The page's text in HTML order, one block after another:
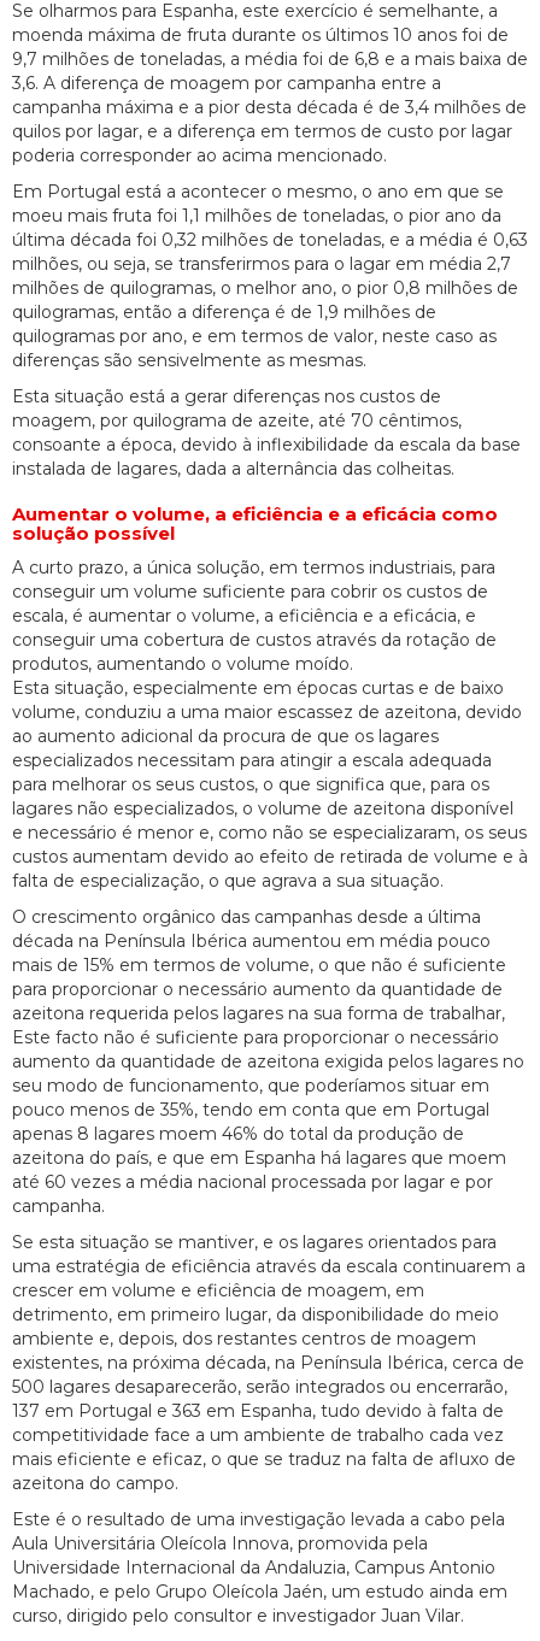
Se olharmos para Espanha, este exercício é semelhante, a
moenda máxima de fruta durante os últimos 10 anos foi de
9,7 milhões de toneladas, a média foi de 6,8 e a mais baixa de
3,6. A diferença de moagem por campanha entre a
campanha máxima e a pior desta década é de 3,4 milhões de
quilos por lagar, e a diferença em termos de custo por lagar
poderia corresponder ao acima mencionado.
Em Portugal está a acontecer o mesmo, o ano em que se
moeu mais fruta foi 1,1 milhões de toneladas, o pior ano da
última década foi 0,32 milhões de toneladas, e a média é 0,63
milhões, ou seja, se transferirmos para o lagar em média 2,7
milhões de quilogramas, o melhor ano, o pior 0,8 milhões de
quilogramas, então a diferença é de 1,9 milhões de
quilogramas por ano, e em termos de valor, neste caso as
diferenças são sensivelmente as mesmas.
Esta situação está a gerar diferenças nos custos de
moagem, por quilograma de azeite, até 70 cêntimos,
consoante a época, devido à inflexibilidade da escala da base
instalada de lagares, dada a alternância das colheitas.
Aumentar o volume, a eficiência e a eficácia como
solução possível
A curto prazo, a única solução, em termos industriais, para
conseguir um volume suficiente para cobrir os custos de
escala, é aumentar o volume, a eficiência e a eficácia, e
conseguir uma cobertura de custos através da rotação de
produtos, aumentando o volume moído.
Esta situação, especialmente em épocas curtas e de baixo
volume, conduziu a uma maior escassez de azeitona, devido
ao aumento adicional da procura de que os lagares
especializados necessitam para atingir a escala adequada
para melhorar os seus custos, o que significa que, para os
lagares não especializados, o volume de azeitona disponível
e necessário é menor e, como não se especializaram, os seus
custos aumentam devido ao efeito de retirada de volume e à
falta de especialização, o que agrava a sua situação.
O crescimento orgânico das campanhas desde a última
década na Península Ibérica aumentou em média pouco
mais de 15% em termos de volume, o que não é suficiente
para proporcionar o necessário aumento da quantidade de
azeitona requerida pelos lagares na sua forma de trabalhar,
Este facto não é suficiente para proporcionar o necessário
aumento da quantidade de azeitona exigida pelos lagares no
seu modo de funcionamento, que poderíamos situar em
pouco menos de 35%, tendo em conta que em Portugal
apenas 8 lagares moem 46% do total da produção de
azeitona do país, e que em Espanha há lagares que moem
até 60 vezes a média nacional processada por lagar e por
campanha.
Se esta situação se mantiver, e os lagares orientados para
uma estratégia de eficiência através da escala continuarem a
crescer em volume e eficiência de moagem, em
detrimento, em primeiro lugar, da disponibilidade do meio
ambiente e, depois, dos restantes centros de moagem
existentes, na próxima década, na Península Ibérica, cerca de
500 lagares desaparecerão, serão integrados ou encerrarão,
137 em Portugal e 363 em Espanha, tudo devido à falta de
competitividade face a um ambiente de trabalho cada vez
mais eficiente e eficaz, o que se traduz na falta de afluxo de
azeitona do campo.
Este é o resultado de uma investigação levada a cabo pela
Aula Universitária Oleícola Innova, promovida pela
Universidade Internacional da Andaluzia, Campus Antonio
Machado, e pelo Grupo Oleícola Jaén, um estudo ainda em
curso, dirigido pelo consultor e investigador Juan Vilar.